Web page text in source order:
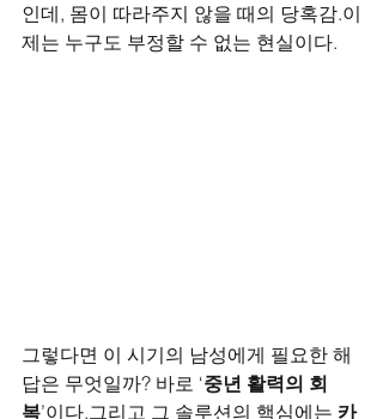
인데, 몸이 따라주지 않을 때의 당혹감.이
제는 누구도 부정할 수 없는 현실이다.
그렇다면 이 시기의 남성에게 필요한 해
답은 무엇일까? 바로 ‘중년 활력의 회
복’이다.그리고 그 솔루션의 핵심에는 카